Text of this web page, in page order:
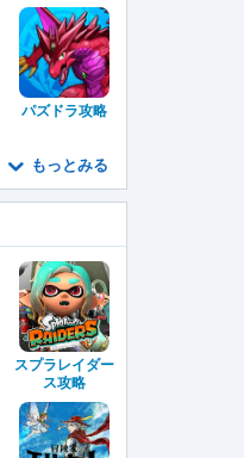
パズドラ攻略
もっとみる
スプラレイダー
ス攻略